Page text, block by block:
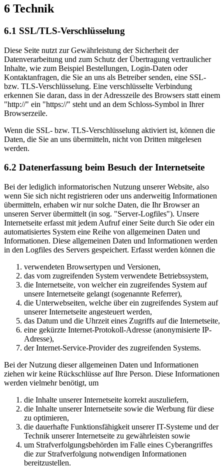
6 Technik
6.1 SSL/TLS-Verschlüsselung
Diese Seite nutzt zur Gewährleistung der Sicherheit der
Datenverarbeitung und zum Schutz der Übertragung vertraulicher
Inhalte, wie zum Beispiel Bestellungen, Login-Daten oder
Kontaktanfragen, die Sie an uns als Betreiber senden, eine SSL-
bzw. TLS-Verschlüsselung. Eine verschlüsselte Verbindung
erkennen Sie daran, dass in der Adresszeile des Browsers statt einem
"http://" ein "https://" steht und an dem Schloss-Symbol in Ihrer
Browserzeile.
Wenn die SSL- bzw. TLS-Verschlüsselung aktiviert ist, können die
Daten, die Sie an uns übermitteln, nicht von Dritten mitgelesen
werden.
6.2 Datenerfassung beim Besuch der Internetseite
Bei der lediglich informatorischen Nutzung unserer Website, also
wenn Sie sich nicht registrieren oder uns anderweitig Informationen
übermitteln, erhaben wir nur solche Daten, die Ihr Browser an
unseren Server übermittelt (in sog. "Server-Logfiles"). Unsere
Internetseite erfasst mit jedem Aufruf einer Seite durch Sie oder ein
automatisiertes System eine Reihe von allgemeinen Daten und
Informationen. Diese allgemeinen Daten und Informationen werden
in den Logfiles des Servers gespeichert. Erfasst werden können die
verwendeten Browsertypen und Versionen,
das vom zugreifenden System verwendete Betriebssystem,
die Internetseite, von welcher ein zugreifendes System auf
unsere Internetseite gelangt (sogenannte Referrer),
die Unterwebseiten, welche über ein zugreifendes System auf
unserer Internetseite angesteuert werden,
das Datum und die Uhrzeit eines Zugriffs auf die Internetseite,
eine gekürzte Internet-Protokoll-Adresse (anonymisierte IP-
Adresse),
der Internet-Service-Provider des zugreifenden Systems.
Bei der Nutzung dieser allgemeinen Daten und Informationen
ziehen wir keine Rückschlüsse auf Ihre Person. Diese Informationen
werden vielmehr benötigt, um
die Inhalte unserer Internetseite korrekt auszuliefern,
die Inhalte unserer Internetseite sowie die Werbung für diese
zu optimieren,
die dauerhafte Funktionsfähigkeit unserer IT-Systeme und der
Technik unserer Internetseite zu gewährleisten sowie
um Strafverfolgungsbehörden im Falle eines Cyberangriffes
die zur Strafverfolgung notwendigen Informationen
bereitzustellen.